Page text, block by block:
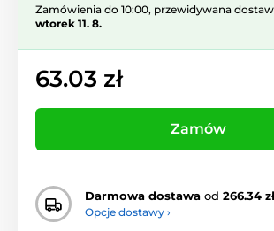
Zamówienia do 10:00, przewidywana
wtorek 11. 8.
63.03 zł
Zamów
Darmowa dostawa od 266.34 zł
Opcje dostawy ›